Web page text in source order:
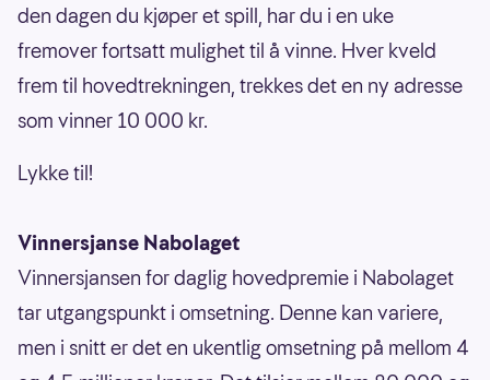
den dagen du kjøper et spill, har du i en uke
fremover fortsatt mulighet til å vinne. Hver kveld
frem til hovedtrekningen, trekkes det en ny adresse
som vinner 10 000 kr.
Lykke til!
Vinnersjanse Nabolaget
Vinnersjansen for daglig hovedpremie i Nabolaget
tar utgangspunkt i omsetning. Denne kan variere,
men i snitt er det en ukentlig omsetning på mellom 4